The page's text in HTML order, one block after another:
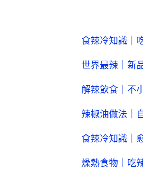
食辣冷知識｜
世界最辣｜新
解辣飲食｜不
辣椒油做法｜
食辣冷知識｜
燥熱食物｜吃